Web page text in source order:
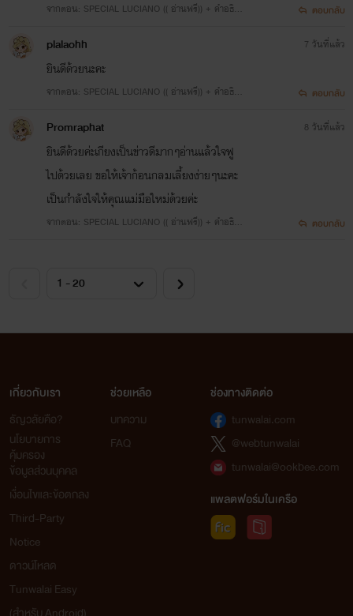
จากตอน: SPECIAL LUCIANO (( อ่านฟรี)) + คำอธิบ
ตอบกลับ
plalaohh
ยินดีด้วยนะคะ
จากตอน: SPECIAL LUCIANO (( อ่านฟรี)) + คำอธิบ
7 วันที่แล้ว
ตอบกลับ
Promraphat
ยินดีด้วยค่ะเกียงเป็นข่าวดีมากๆอ่านแล้วใจฟู
ไปด้วยเลย ขอให้เจ้าก้อนกลมเลี้ยงง่ายๆนะคะ
เป็นกำลังใจให้คุณแม่มือใหม่ด้วยค่ะ
จากตอน: SPECIAL LUCIANO (( อ่านฟรี)) + คำอธิบ
8 วันที่แล้ว
ตอบกลับ
เกี่ยวกับเรา
ธัญวลัยคือ?
นโยบายการ
คุ้มครอง
ข้อมูลส่วนบุคคล
เงื่อนไขและข้อตกลง
Third-Party
Notice
ดาวน์โหลด
Tunwalai Easy
ช่วยเหลือ
บทความ
FAQ
ช่องทางติดต่อ
tunwalai.com
@webtunwalai
tunwalai@ookbee.com
แพลตฟอร์มในเครือ